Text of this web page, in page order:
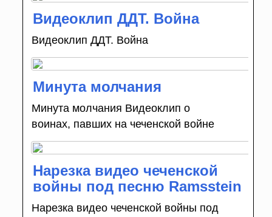
Видеоклип ДДТ. Война
Видеоклип ДДТ. Война
Минута молчания
Минута молчания Видеоклип о
воинах, павших на чеченской войне
Нарезка видео чеченской
войны под песню Ramsstein
Нарезка видео чеченской войны под